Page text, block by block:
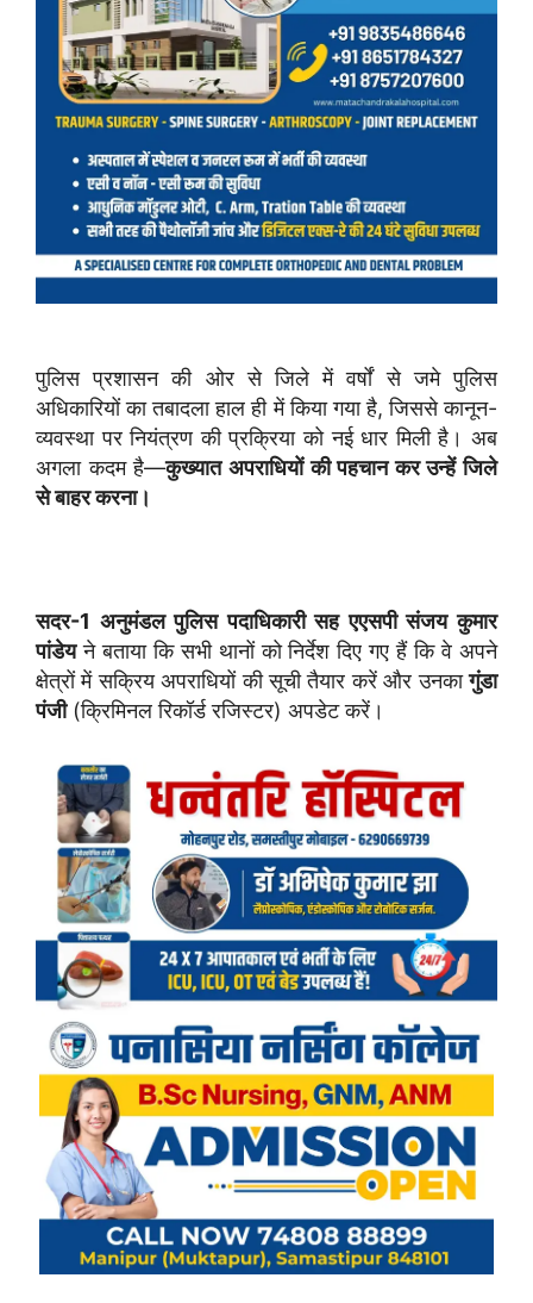
पुलिस प्रशासन की ओर से जिले में वर्षों से जमे पुलिस
अधिकारियों का तबादला हाल ही में किया गया है, जिससे कानून-
व्यवस्था पर नियंत्रण की प्रक्रिया को नई धार मिली है। अब
अगला कदम है—कुख्यात अपराधियों की पहचान कर उन्हें जिले
से बाहर करना।
सदर-1 अनुमंडल पुलिस पदाधिकारी सह एएसपी संजय कुमार
पांडेयने बताया कि सभी थानों को निर्देश दिए गए हैं कि वे अपने
क्षेत्रों में सक्रिय अपराधियों की सूची तैयार करें और उनकागुंडा
पंजी(क्रिमिनल रिकॉर्ड रजिस्टर) अपडेट करें।